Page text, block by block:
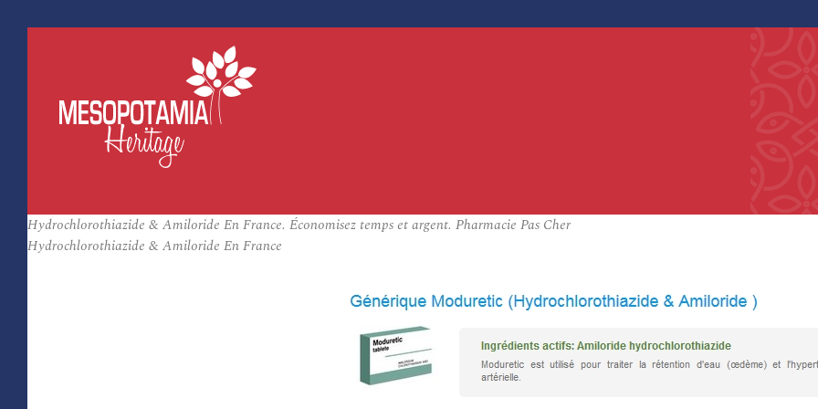
Hydrochlorothiazide & Amiloride En France. Économisez temps et argent. Pharmacie Pas Cher
Hydrochlorothiazide & Amiloride En France